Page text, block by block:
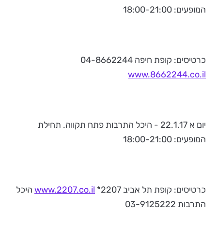
המופעים: 18:00-21:00
כרטיסים: קופת חיפה 04-8662244
www.8662244.co.il
יום א 22.1.17 - היכל התרבות פתח תקווה. תחילת
המופעים: 18:00-21:00
כרטיסים: קופת תל אביב 2207* www.2207.co.il היכל
התרבות 03-9125222